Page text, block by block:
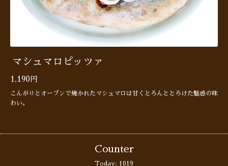
マシュマロピッツァ
1,190円
こんがりとオーブンで焼かれたマシュマロは甘くとろんととろけた魅惑の味
わい。
Counter
Today: 1019